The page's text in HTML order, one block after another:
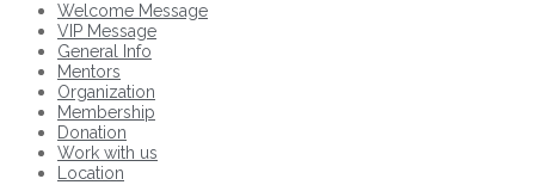
Welcome Message
VIP Message
General Info
Mentors
Organization
Membership
Donation
Work with us
Location